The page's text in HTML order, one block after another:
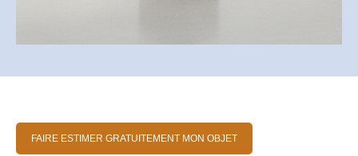
FAIRE ESTIMER GRATUITEMENT MON OBJET